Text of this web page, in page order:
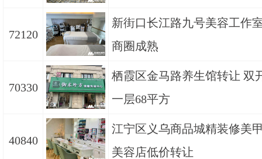
72120
新街口长江路九号美容工作
商圈成熟
70330
栖霞区金马路养生馆转让 双
一层68平方
40840
江宁区义乌商品城精装修美
美容店低价转让